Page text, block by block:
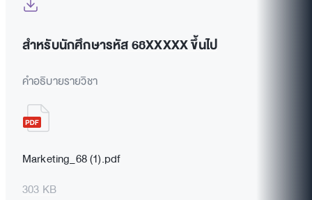
สำหรับนักศึกษารหัส 68XXXXX ขึ้นไป
คำอธิบายรายวิชา
Marketing_68 (1).pdf
303 KB